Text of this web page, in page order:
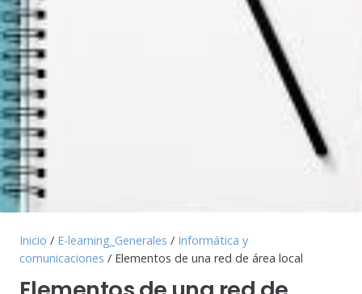
Inicio / E-learning_Generales / Informática y
comunicaciones / Elementos de una red de área local